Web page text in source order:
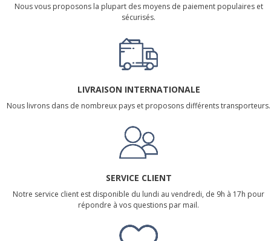
Nous vous proposons la plupart des moyens de paiement populaires et
sécurisés.
LIVRAISON INTERNATIONALE
Nous livrons dans de nombreux pays et proposons différents transporteurs.
SERVICE CLIENT
Notre service client est disponible du lundi au vendredi, de 9h à 17h pour
répondre à vos questions par mail.